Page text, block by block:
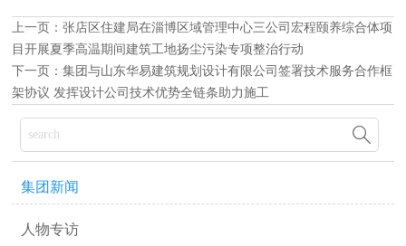
上一页：张店区住建局在淄博区域管理中心三公司宏程颐养综合体项
目开展夏季高温期间建筑工地扬尘污染专项整治行动
下一页：集团与山东华易建筑规划设计有限公司签署技术服务合作框
架协议 发挥设计公司技术优势全链条助力施工

集团新闻
人物专访